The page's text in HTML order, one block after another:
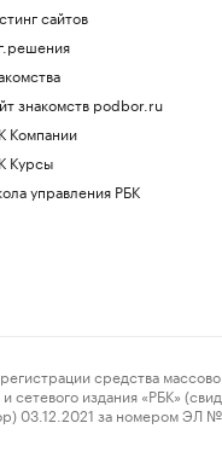
сайтов
знакомств podbor.ru
Компании
Курсы
управления РБК
средства
издания «РБК»
03.12.2021 за номером